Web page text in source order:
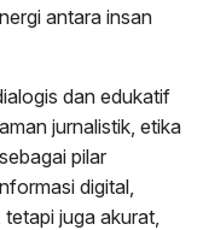
antara insan
dan edukatif
jurnalistik, etika
pilar
digital,
juga akurat,